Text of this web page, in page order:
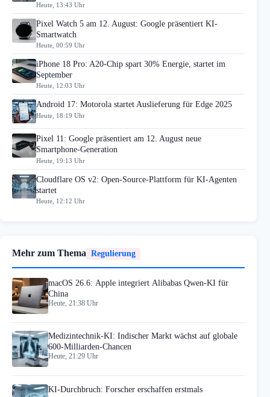
Heute, 13:43 Uhr
Pixel Watch 5 am 12. August: Google präsentiert KI-
Smartwatch
Heute, 00:59 Uhr
iPhone 18 Pro: A20-Chip spart 30% Energie, startet im
September
Heute, 12:03 Uhr
Android 17: Motorola startet Auslieferung für Edge 2025
Heute, 18:19 Uhr
Pixel 11: Google präsentiert am 12. August neue
Smartphone-Generation
Heute, 19:13 Uhr
Cloudflare OS v2: Open-Source-Plattform für KI-Agenten
startet
Heute, 12:12 Uhr
Mehr zum Thema Regulierung
macOS 26.6: Apple integriert Alibabas Qwen-KI für
China
Heute, 21:38 Uhr
Medizintechnik-KI: Indischer Markt wächst auf globale
600-Milliarden-Chancen
Heute, 21:29 Uhr
KI-Durchbruch: Forscher erschaffen erstmals